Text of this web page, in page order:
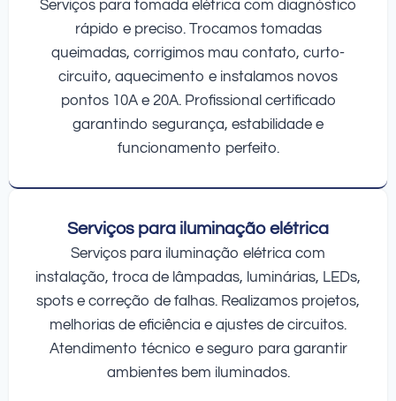
Serviços para tomada elétrica com diagnóstico
rápido e preciso. Trocamos tomadas
queimadas, corrigimos mau contato, curto-
circuito, aquecimento e instalamos novos
pontos 10A e 20A. Profissional certificado
garantindo segurança, estabilidade e
funcionamento perfeito.
Serviços para iluminação elétrica
Serviços para iluminação elétrica com
instalação, troca de lâmpadas, luminárias, LEDs,
spots e correção de falhas. Realizamos projetos,
melhorias de eficiência e ajustes de circuitos.
Atendimento técnico e seguro para garantir
ambientes bem iluminados.